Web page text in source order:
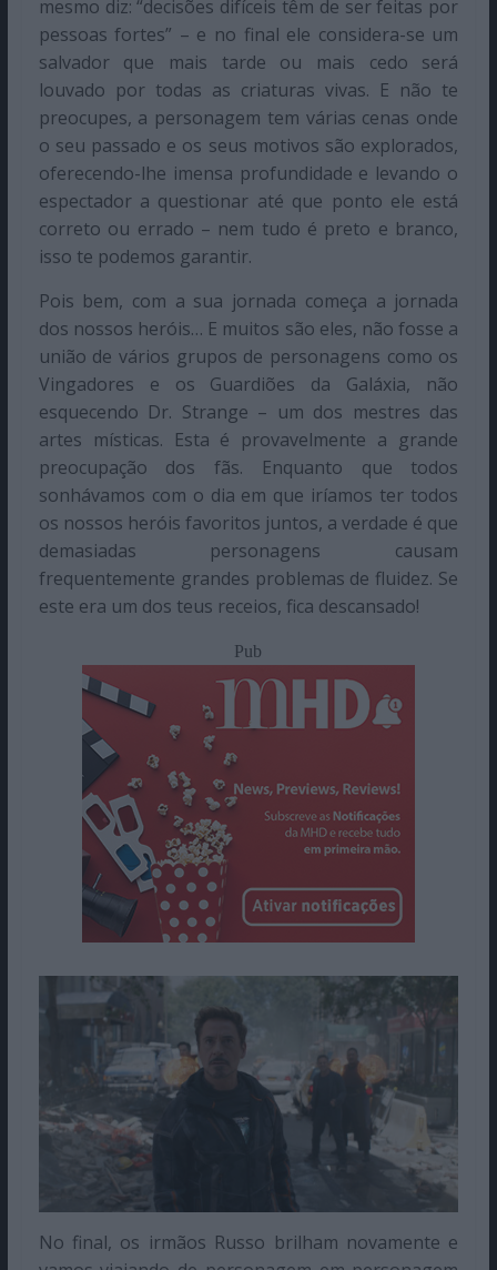
mesmo diz: “decisões difíceis têm de ser feitas por
pessoas fortes” – e no final ele considera-se um
salvador que mais tarde ou mais cedo será
louvado por todas as criaturas vivas. E não te
preocupes, a personagem tem várias cenas onde
o seu passado e os seus motivos são explorados,
oferecendo-lhe imensa profundidade e levando o
espectador a questionar até que ponto ele está
correto ou errado – nem tudo é preto e branco,
isso te podemos garantir.
Pois bem, com a sua jornada começa a jornada
dos nossos heróis… E muitos são eles, não fosse a
união de vários grupos de personagens como os
Vingadores e os Guardiões da Galáxia, não
esquecendo Dr. Strange – um dos mestres das
artes místicas. Esta é provavelmente a grande
preocupação dos fãs. Enquanto que todos
sonhávamos com o dia em que iríamos ter todos
os nossos heróis favoritos juntos, a verdade é que
demasiadas personagens causam
frequentemente grandes problemas de fluidez. Se
este era um dos teus receios, fica descansado!
Pub
No final, os irmãos Russo brilham novamente e